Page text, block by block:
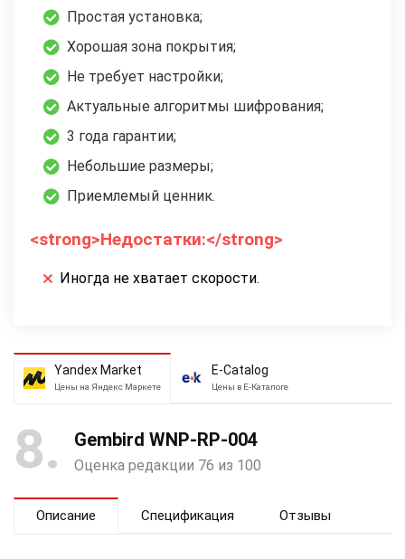
Простая установка;
Хорошая зона покрытия;
Не требует настройки;
Актуальные алгоритмы шифрования;
3 года гарантии;
Небольшие размеры;
Приемлемый ценник.
<strong>Недостатки:</strong>
Иногда не хватает скорости.
Yandex Market
Цены на Яндекс Маркете
E-Catalog
Цены в Е-Каталоге
8 Gembird WNP-RP-004
Оценка редакции 76 из 100
Описание Спецификация Отзывы